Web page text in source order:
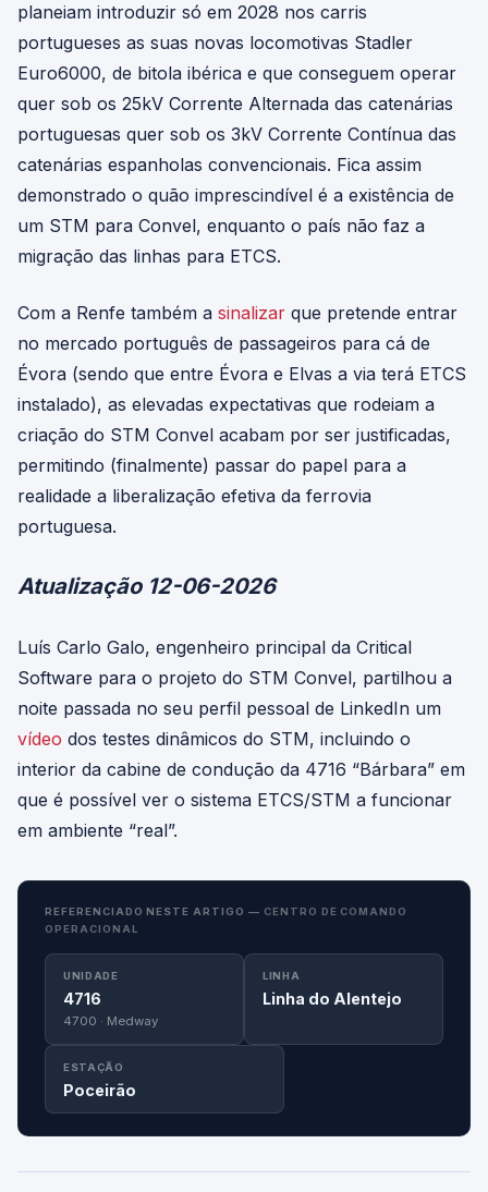
planeiam introduzir só em 2028 nos carris
portugueses as suas novas locomotivas Stadler
Euro6000, de bitola ibérica e que conseguem operar
quer sob os 25kV Corrente Alternada das catenárias
portuguesas quer sob os 3kV Corrente Contínua das
catenárias espanholas convencionais. Fica assim
demonstrado o quão imprescindível é a existência de
um STM para Convel, enquanto o país não faz a
migração das linhas para ETCS.
Com a Renfe também a sinalizar que pretende entrar
no mercado português de passageiros para cá de
Évora (sendo que entre Évora e Elvas a via terá ETCS
instalado), as elevadas expectativas que rodeiam a
criação do STM Convel acabam por ser justificadas,
permitindo (finalmente) passar do papel para a
realidade a liberalização efetiva da ferrovia
portuguesa.
Atualização 12-06-2026
Luís Carlo Galo, engenheiro principal da Critical
Software para o projeto do STM Convel, partilhou a
noite passada no seu perfil pessoal de LinkedIn um
vídeo dos testes dinâmicos do STM, incluindo o
interior da cabine de condução da 4716 “Bárbara” em
que é possível ver o sistema ETCS/STM a funcionar
em ambiente “real”.
REFERENCIADO NESTE ARTIGO — CENTRO DE COMANDO
OPERACIONAL
UNIDADE
4716
4700 · Medway
LINHA
Linha do Alentejo
ESTAÇÃO
Poceirão